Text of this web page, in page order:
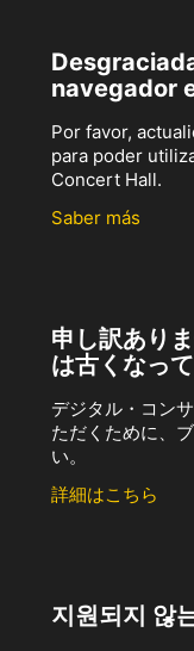
navegador
Por favor,
para poder
Concert Hall.
Saber más
申し訳あり
は古くなっ
デジタル・コン
ただくために、
い。
詳細はこちら
지원되지 않